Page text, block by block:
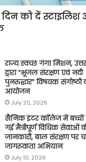
को दें स्टाइलिश
राज्य स्वच्छ गंगा मिशन,
द्वारा “भूजल संरक्षण एवं नदी
पुनरुद्धार” विषयक
आयोजन
July 20, 2026
सैनिक इंटर कॉलेज में बच्चों
गई मैत्रीपूर्ण विधिक सेवाओं
जानकारी, बाल संरक्षण पर
जागरूकता अभियान
July 10, 2026